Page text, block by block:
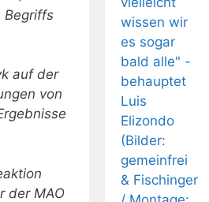
Begriffs
auf der
von
der MAO